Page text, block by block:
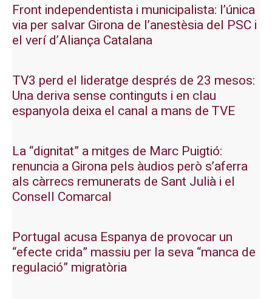
Front independentista i municipalista: l’única
via per salvar Girona de l’anestèsia del PSC i
el verí d’Aliança Catalana
TV3 perd el lideratge després de 23 mesos:
Una deriva sense continguts i en clau
espanyola deixa el canal a mans de TVE
La “dignitat” a mitges de Marc Puigtió:
renuncia a Girona pels àudios però s’aferra
als càrrecs remunerats de Sant Julià i el
Consell Comarcal
Portugal acusa Espanya de provocar un
“efecte crida” massiu per la seva “manca de
regulació” migratòria